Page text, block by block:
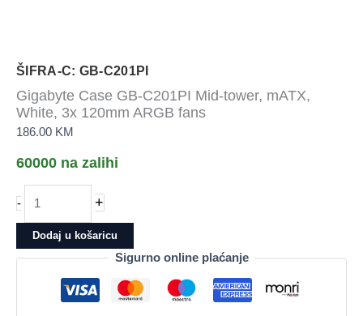
ŠIFRA-C: GB-C201PI
Gigabyte Case GB-C201PI Mid-tower, mATX,
White, 3x 120mm ARGB fans
186.00 KM
60000 na zalihi
-
Case
GB-
C201PI
+
Dodaj u košaricu
Sigurno online plaćanje